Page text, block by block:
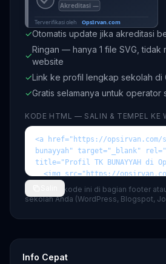
✓Otomatis update jika akreditasi
✓
Ringan — hanya 1 file SVG, tidak
website
✓Link ke profil lengkap sekolah di
✓Gratis selamanya untuk operator
KODE HTML — SALIN & TEMPEL KE
💡 Tempel kode ini di bagian footer
sekolah Anda (WordPress, Blogspot,
Info Cepat